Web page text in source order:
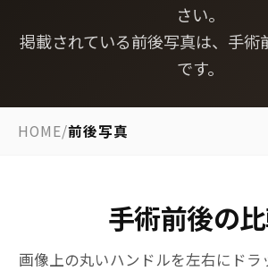
さい。
掲載されている前後写真は、手術
です。
HOME/前後写真
手術前後の
画像上の丸いハンドルを左右にドラ